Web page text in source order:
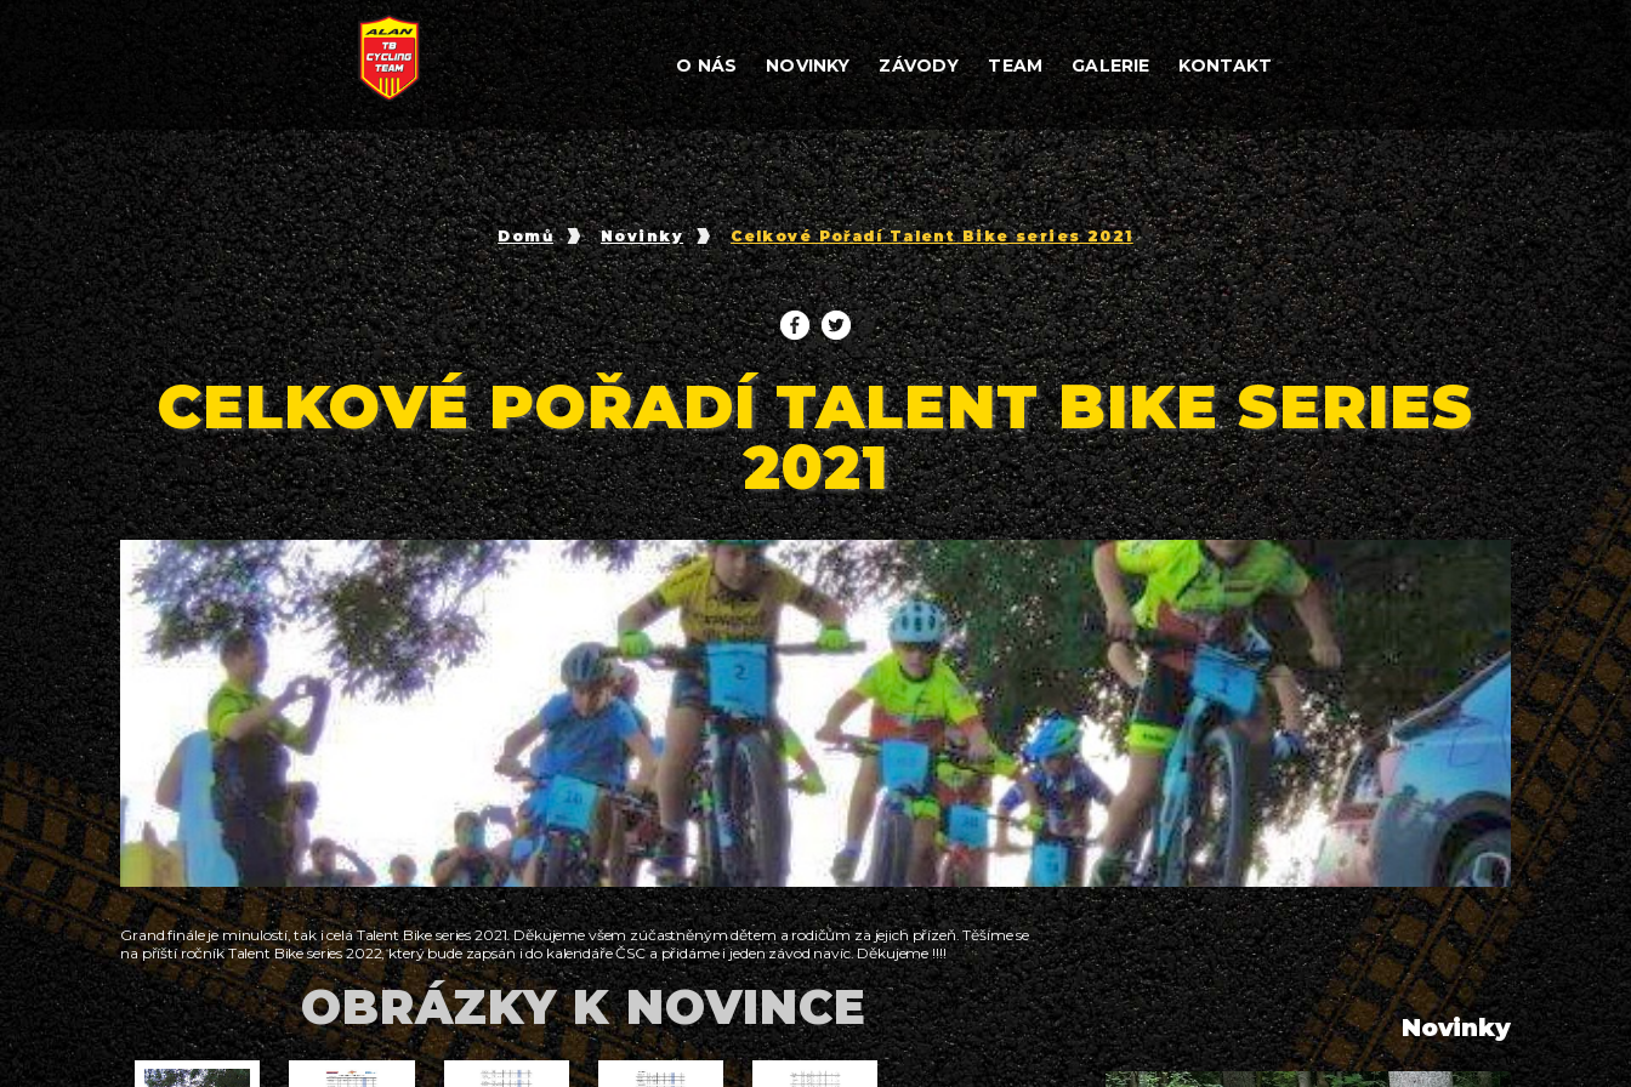
O NÁS NOVINKY ZÁVODY TEAM GALERIE KONTAKT
Domů Novinky Celkové Pořadí Talent Bike series 2021
CELKOVÉ POŘADÍ TALENT BIKE SERIES
2021
Grand finále je minulostí, tak i celá Talent Bike series 2021. Děkujeme všem zúčastněným dětem a rodičům za jejich přízeň. Těšíme se
na příští ročník Talent Bike series 2022, který bude zapsán i do kalendáře ČSC a přidáme i jeden závod navíc. Děkujeme !!!!
OBRÁZKY K NOVINCE Novinky